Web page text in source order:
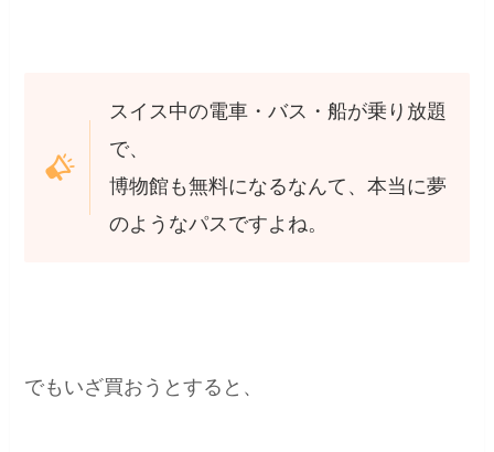
スイス中の電車・バス・船が乗り放題
で、
博物館も無料になるなんて、本当に夢
のようなパスですよね。
でもいざ買おうとすると、